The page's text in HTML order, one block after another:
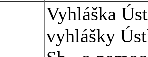
Vyhláška
vyhlášky